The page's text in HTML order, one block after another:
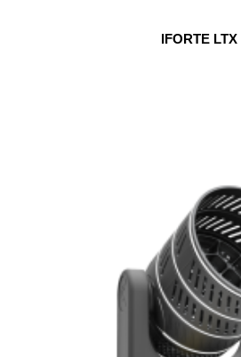
IFORTE LTX